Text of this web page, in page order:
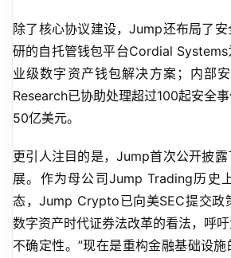
除了核心协议建设，Jump还布局了
研的自托管钱包平台Cordial
业级数字资产钱包解决方案；内部
Research已协助处理超过100起安全
50亿美元。
更引人注目的是，Jump首次公开披
展。作为母公司Jump Trading历史
态，Jump Crypto已向美SEC提交政
数字资产时代证券法改革的看法，呼
不确定性。”现在是重构金融基础设